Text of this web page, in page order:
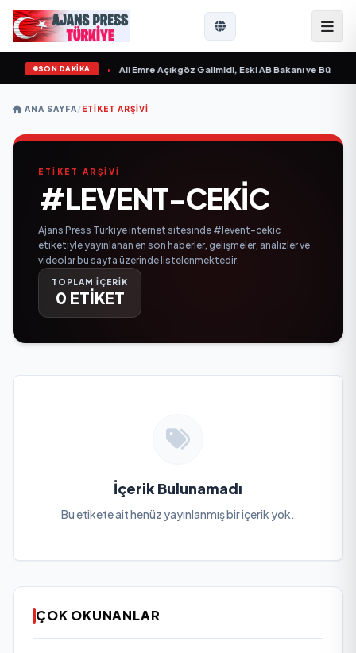
SON DAKİKA
“ yayımlandı Ali Emre Açıkgöz Galimidi, Eski AB Bakanı ve
ANA SAYFA/ETIKET ARŞIVI
ETİKET ARŞİVİ
#LEVENT-CEKIC
Ajans Press Türkiye internet sitesinde #levent-cekic
etiketiyle yayınlanan en son haberler, gelişmeler, analizler ve
videolar bu sayfa üzerinde listelenmektedir.
TOPLAM İÇERİK
0 ETİKET
İçerik Bulunamadı
Bu etikete ait henüz yayınlanmış bir içerik yok.
ÇOK OKUNANLAR